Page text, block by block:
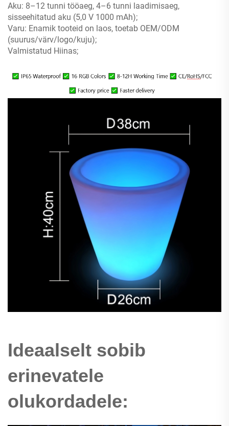
Aku: 8–12 tunni tööaeg, 4–6 tunni laadimisaeg,
sisseehitatud aku (5,0 V 1000 mAh);
Varu: Enamik tooteid on laos, toetab OEM/ODM
(suurus/värv/logo/kuju);
Valmistatud Hiinas;
Ideaalselt sobib
erinevatele
olukordadele: